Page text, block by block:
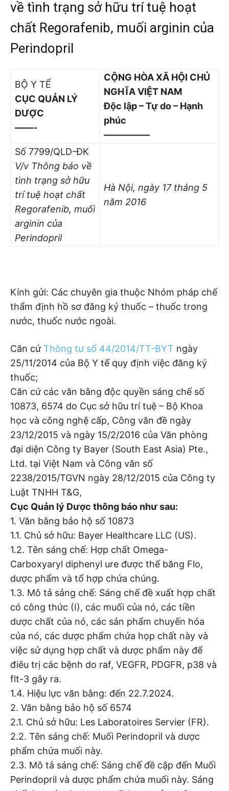
về tình trạng sở hữu trí tuệ hoạt
chất Regorafenib, muối arginin của
Perindopril
BỘ Y TẾ
CỤC QUẢN LÝ
DƯỢC
——-
CỘNG HÒA XÃ HỘI CHỦ
NGHĨA VIỆT NAM
Độc lập – Tự do – Hạnh
phúc
—————
Số 7799/QLD-ĐK
V/v Thông báo về
tình trạng sở hữu
trí tuệ hoạt chất
Regorafenib, muối
arginin của
Perindopril
Hà Nội, ngày 17 tháng 5
năm 2016
Kính gửi: Các chuyên gia thuộc Nhóm pháp chế
thẩm định hồ sơ đăng ký thuốc – thuốc trong
nước, thuốc nước ngoài.
Căn cứThông tư số 44/2014/TT-BYT ngày
25/11/2014 của Bộ Y tế quy định việc đăng ký
thuốc;
Căn cứ các văn bằng độc quyền sáng chế số
10873, 6574 do Cục sở hữu trí tuệ – Bộ Khoa
học và công nghệ cấp, Công văn đề ngày
23/12/2015 và ngày 15/2/2016 của Văn phòng
đại diện Công ty Bayer (South East Asia) Pte.,
Ltd. tại Việt Nam và Công văn số
2238/2015/TGVN ngày 28/12/2015 của Công ty
Luật TNHH T&G,
Cục Quản lý Dược thông báo như sau:
1. Văn bằng bảo hộ số 10873
1.1. Chủ sở hữu: Bayer Healthcare LLC (US).
1.2. Tên sáng chế: Hợp chất Omega-
Carboxyaryl diphenyl ure được thế băng Flo,
dược phẩm và tổ hợp chứa chúng.
1.3. Mô tả sảng chế: Sáng chế đề xuất hợp chất
có công thức (I), các muối của nó, các tiền
dược chất của nó, các sản phẩm chuyến hóa
của nó, các dược phẩm chứa họp chất này và
việc sử dụng hợp chất và dược phẩm này để
điêu trị các bệnh do raf, VEGFR, PDGFR, p38 và
flt-3 gây ra.
1.4. Hiệu lực văn bằng: đến 22.7.2024.
2. Văn bằng bảo hộ số 6574
2.1. Chủ sở hữu: Les Laboratoires Servier (FR).
2.2. Tên sáng chế: Muối Perindopril và dược
phẩm chứa muối này.
2.3. Mô tả sáng chế: Sáng chế đề cập đến Muối
Perindopril và dược phẩm chứa muối này. Sáng